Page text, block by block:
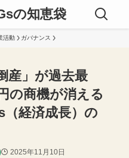
の知恵袋
活動 ガバナンス
産」が過去最
の商機が消える
（経済成長）の
2025年11月10日